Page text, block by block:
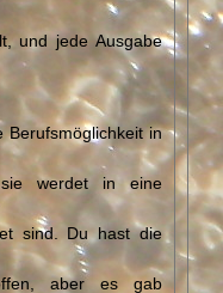
und jede Ausgabe
Berufsmöglichkeit in
werdet in eine
sind. Du hast die
aber es gab